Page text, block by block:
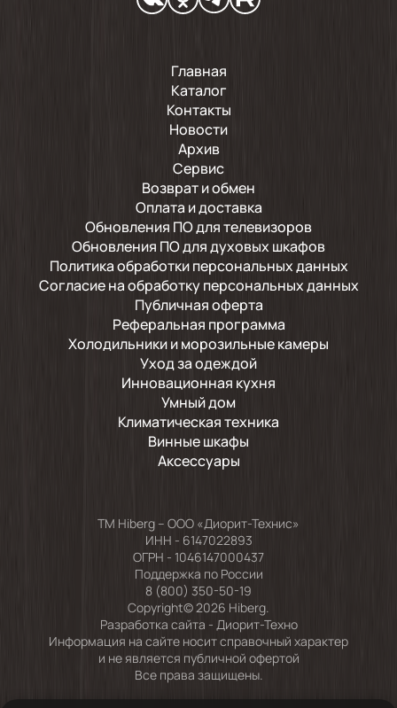
Главная
Каталог
Контакты
Новости
Архив
Сервис
Возврат и обмен
Оплата и доставка
Обновления ПО для телевизоров
Обновления ПО для духовых шкафов
Политика обработки персональных данных
Согласие на обработку персональных данных
Публичная оферта
Реферальная программа
Холодильники и морозильные камеры
Уход за одеждой
Инновационная кухня
Умный дом
Климатическая техника
Винные шкафы
Аксессуары
TM Hiberg – ООО «Диорит-Технис»
ИНН - 6147022893
ОГРН - 1046147000437
Поддержка по России
8 (800) 350-50-19
Copyright© 2026 Hiberg.
Разработка сайта - Диорит-Техно
Информация на сайте носит справочный характер
и не является публичной офертой
Все права защищены.